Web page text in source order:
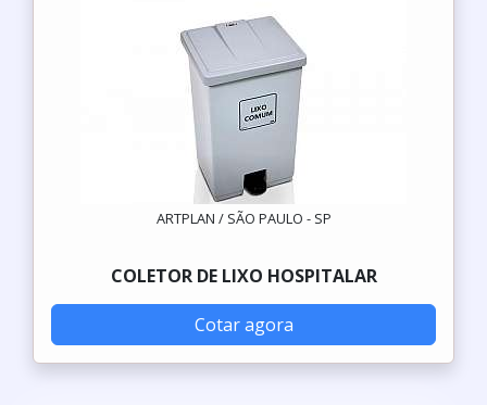
ARTPLAN / SÃO PAULO - SP
COLETOR DE LIXO HOSPITALAR
Cotar agora